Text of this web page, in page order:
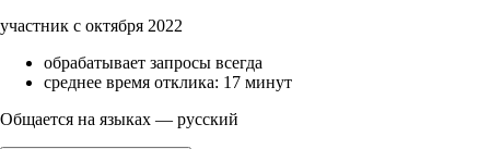
участник с октября 2022
обрабатывает запросы всегда
среднее время отклика: 17 минут
Общается на языках — русский